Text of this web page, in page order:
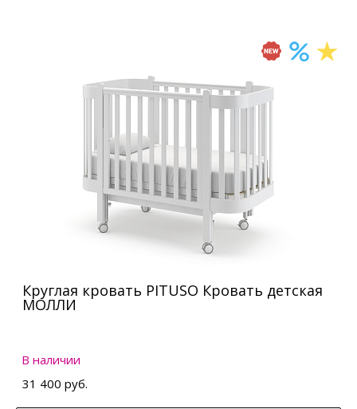
Круглая кровать PITUSO Кровать детская
МОЛЛИ
В наличии
31 400 руб.